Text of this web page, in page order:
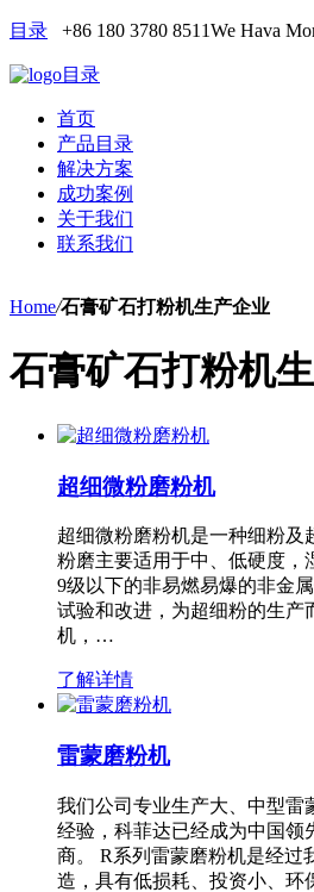
目录 +86 180 3780 8511We Hava
目录
首页
产品目录
解决方案
成功案例
关于我们
联系我们
Home/石膏矿石打粉机生产企业
石膏矿石打粉机
超细微粉磨粉机
超细微粉磨粉机是一种细粉及
粉磨主要适用于中、低硬度，
9级以下的非易燃易爆的非金
试验和改进，为超细粉的生产
机，…
了解详情
雷蒙磨粉机
我们公司专业生产大、中型雷
经验，科菲达已经成为中国领
商。 R系列雷蒙磨粉机是经过
造，具有低损耗、投资小、环